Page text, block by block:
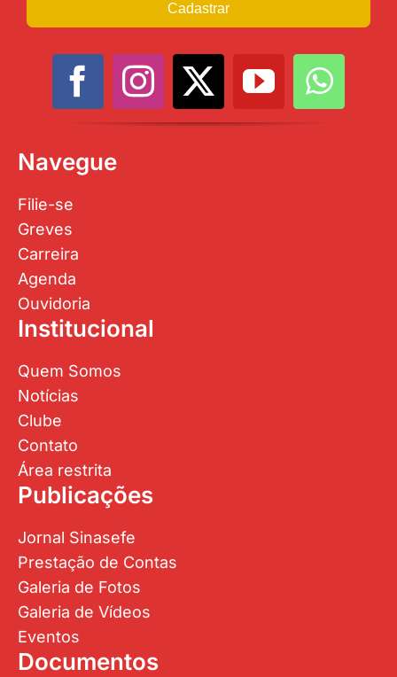
Cadastrar
Navegue
Filie-se
Greves
Carreira
Agenda
Ouvidoria
Institucional
Quem Somos
Notícias
Clube
Contato
Área restrita
Publicações
Jornal Sinasefe
Prestação de Contas
Galeria de Fotos
Galeria de Vídeos
Eventos
Documentos